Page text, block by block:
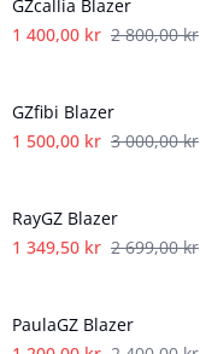
GZcallia Blazer
1 400,00 kr 2 800,00 kr
GZfibi Blazer
1 500,00 kr 3 000,00 kr
RayGZ Blazer
1 349,50 kr 2 699,00 kr
PaulaGZ Blazer